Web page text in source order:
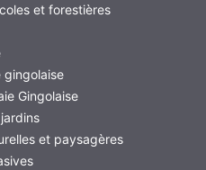
et forestières
gingolaise
Gingolaise
et paysagères